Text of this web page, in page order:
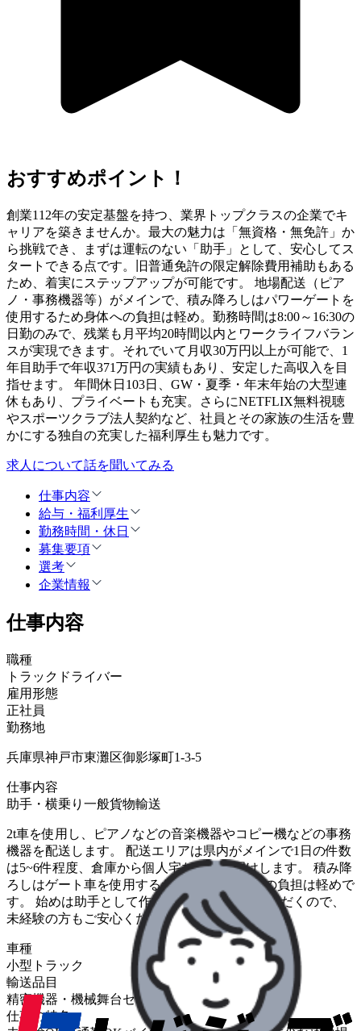
おすすめポイント！
創業112年の安定基盤を持つ、業界トップクラスの企業でキ
ャリアを築きませんか。最大の魅力は「無資格・無免許」か
ら挑戦でき、まずは運転のない「助手」として、安心してス
タートできる点です。旧普通免許の限定解除費用補助もある
ため、着実にステップアップが可能です。 地場配送（ピア
ノ・事務機器等）がメインで、積み降ろしはパワーゲートを
使用するため身体への負担は軽め。勤務時間は8:00～16:30の
日勤のみで、残業も月平均20時間以内とワークライフバラン
スが実現できます。それでいて月収30万円以上が可能で、1
年目助手で年収371万円の実績もあり、安定した高収入を目
指せます。 年間休日103日、GW・夏季・年末年始の大型連
休もあり、プライベートも充実。さらにNETFLIX無料視聴
やスポーツクラブ法人契約など、社員とその家族の生活を豊
かにする独自の充実した福利厚生も魅力です。
求人について話を聞いてみる
仕事内容
給与・福利厚生
勤務時間・休日
募集要項
選考
企業情報
仕事内容
職種
トラックドライバー
雇用形態
正社員
勤務地
兵庫県神戸市東灘区御影塚町1-3-5
仕事内容
助手・横乗り 一般貨物輸送
2t車を使用し、ピアノなどの音楽機器やコピー機などの事務
機器を配送します。 配送エリアは県内がメインで1日の件数
は5~6件程度、倉庫から個人宅などへお届けします。 積み降
ろしはゲート車を使用するため、ドライバーの負担は軽めで
す。 始めは助手として作業補助から慣れていただくので、
未経験の方もご安心ください。
車種
小型トラック
輸送品目
精密機器・機械舞台セット・楽器
仕事の特色